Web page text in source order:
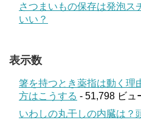
さつまいもの保存は発泡ス
いい？
表示数
箸を持つとき薬指は動く理
方はこうする - 51,798 ビュ
いわしの丸干しの内臓は？